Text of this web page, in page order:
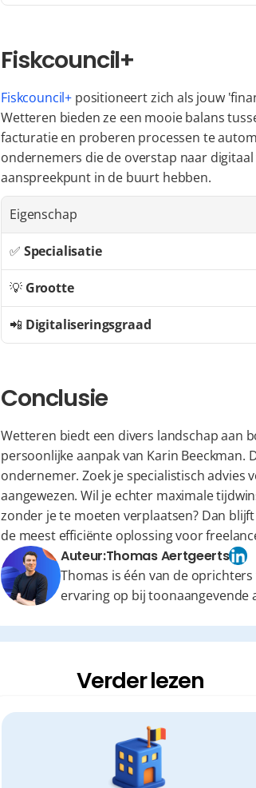
Fiskcouncil+
Fiskcouncil+ positioneert zich als jouw
Wetteren bieden ze een mooie balans
facturatie en proberen processen te
ondernemers die de overstap naar
aanspreekpunt in de buurt hebben.
Eigenschap
✅ Specialisatie
💡 Grootte
📲 Digitaliseringsgraad
Conclusie
Wetteren biedt een divers landschap aan
persoonlijke aanpak van Karin Beeckman.
ondernemer. Zoek je specialistisch advies
aangewezen. Wil je echter maximale
zonder je te moeten verplaatsen? Dan
de meest efficiënte oplossing voor
Auteur:Thomas Aertgeerts
Thomas is één van de
ervaring op bij
Verder lezen